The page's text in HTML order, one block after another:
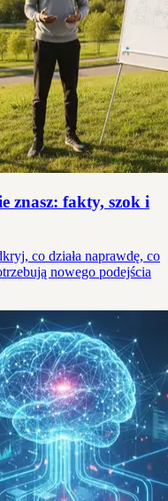
znasz: fakty, szok i
co działa naprawdę, co
nowego podejścia